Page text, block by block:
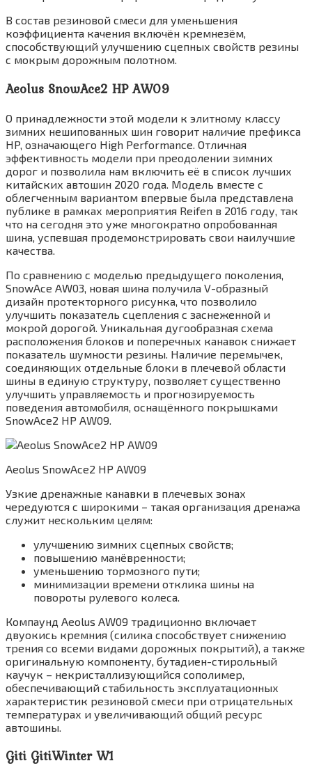
В состав резиновой смеси для уменьшения
коэффициента качения включён кремнезём,
способствующий улучшению сцепных свойств резины
с мокрым дорожным полотном.
Aeolus SnowAce2 HP AW09
О принадлежности этой модели к элитному классу
зимних нешипованных шин говорит наличие префикса
HP, означающего High Performance. Отличная
эффективность модели при преодолении зимних
дорог и позволила нам включить её в список лучших
китайских автошин 2020 года. Модель вместе с
облегченным вариантом впервые была представлена
публике в рамках мероприятия Reifen в 2016 году, так
что на сегодня это уже многократно опробованная
шина, успевшая продемонстрировать свои наилучшие
качества.
По сравнению с моделью предыдущего поколения,
SnowAce AW03, новая шина получила V-образный
дизайн протекторного рисунка, что позволило
улучшить показатель сцепления с заснеженной и
мокрой дорогой. Уникальная дугообразная схема
расположения блоков и поперечных канавок снижает
показатель шумности резины. Наличие перемычек,
соединяющих отдельные блоки в плечевой области
шины в единую структуру, позволяет существенно
улучшить управляемость и прогнозируемость
поведения автомобиля, оснащённого покрышками
SnowAce2 HP AW09.
Aeolus SnowAce2 HP AW09
Узкие дренажные канавки в плечевых зонах
чередуются с широкими – такая организация дренажа
служит нескольким целям:
улучшению зимних сцепных свойств;
повышению манёвренности;
уменьшению тормозного пути;
минимизации времени отклика шины на
повороты рулевого колеса.
Компаунд Aeolus AW09 традиционно включает
двуокись кремния (силика способствует снижению
трения со всеми видами дорожных покрытий), а также
оригинальную компоненту, бутадиен-стирольный
каучук – некристаллизующийся сополимер,
обеспечивающий стабильность эксплуатационных
характеристик резиновой смеси при отрицательных
температурах и увеличивающий общий ресурс
автошины.
Giti GitiWinter W1